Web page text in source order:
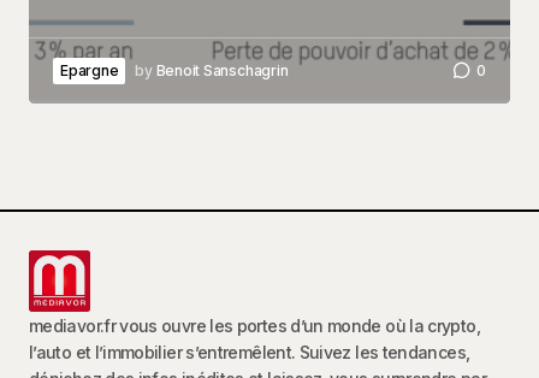
Epargne by Benoit Sanschagrin 0
mediavor.fr vous ouvre les portes d’un monde où la crypto,
l’auto et l’immobilier s’entremêlent. Suivez les tendances,